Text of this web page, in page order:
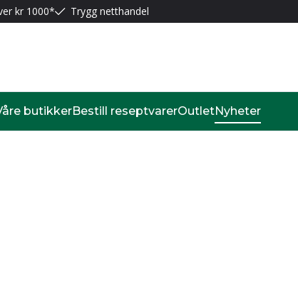
kr 1000* Trygg netthandel
butikkerBestill reseptvarerOutletNyheter